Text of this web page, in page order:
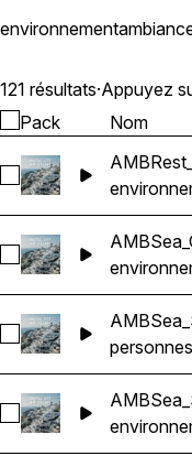
environnement
121 résultats·Appuyez
Pack Nom
Sélectionnez
Sélectionnez
Sélectionnez personnes
Sélectionnez